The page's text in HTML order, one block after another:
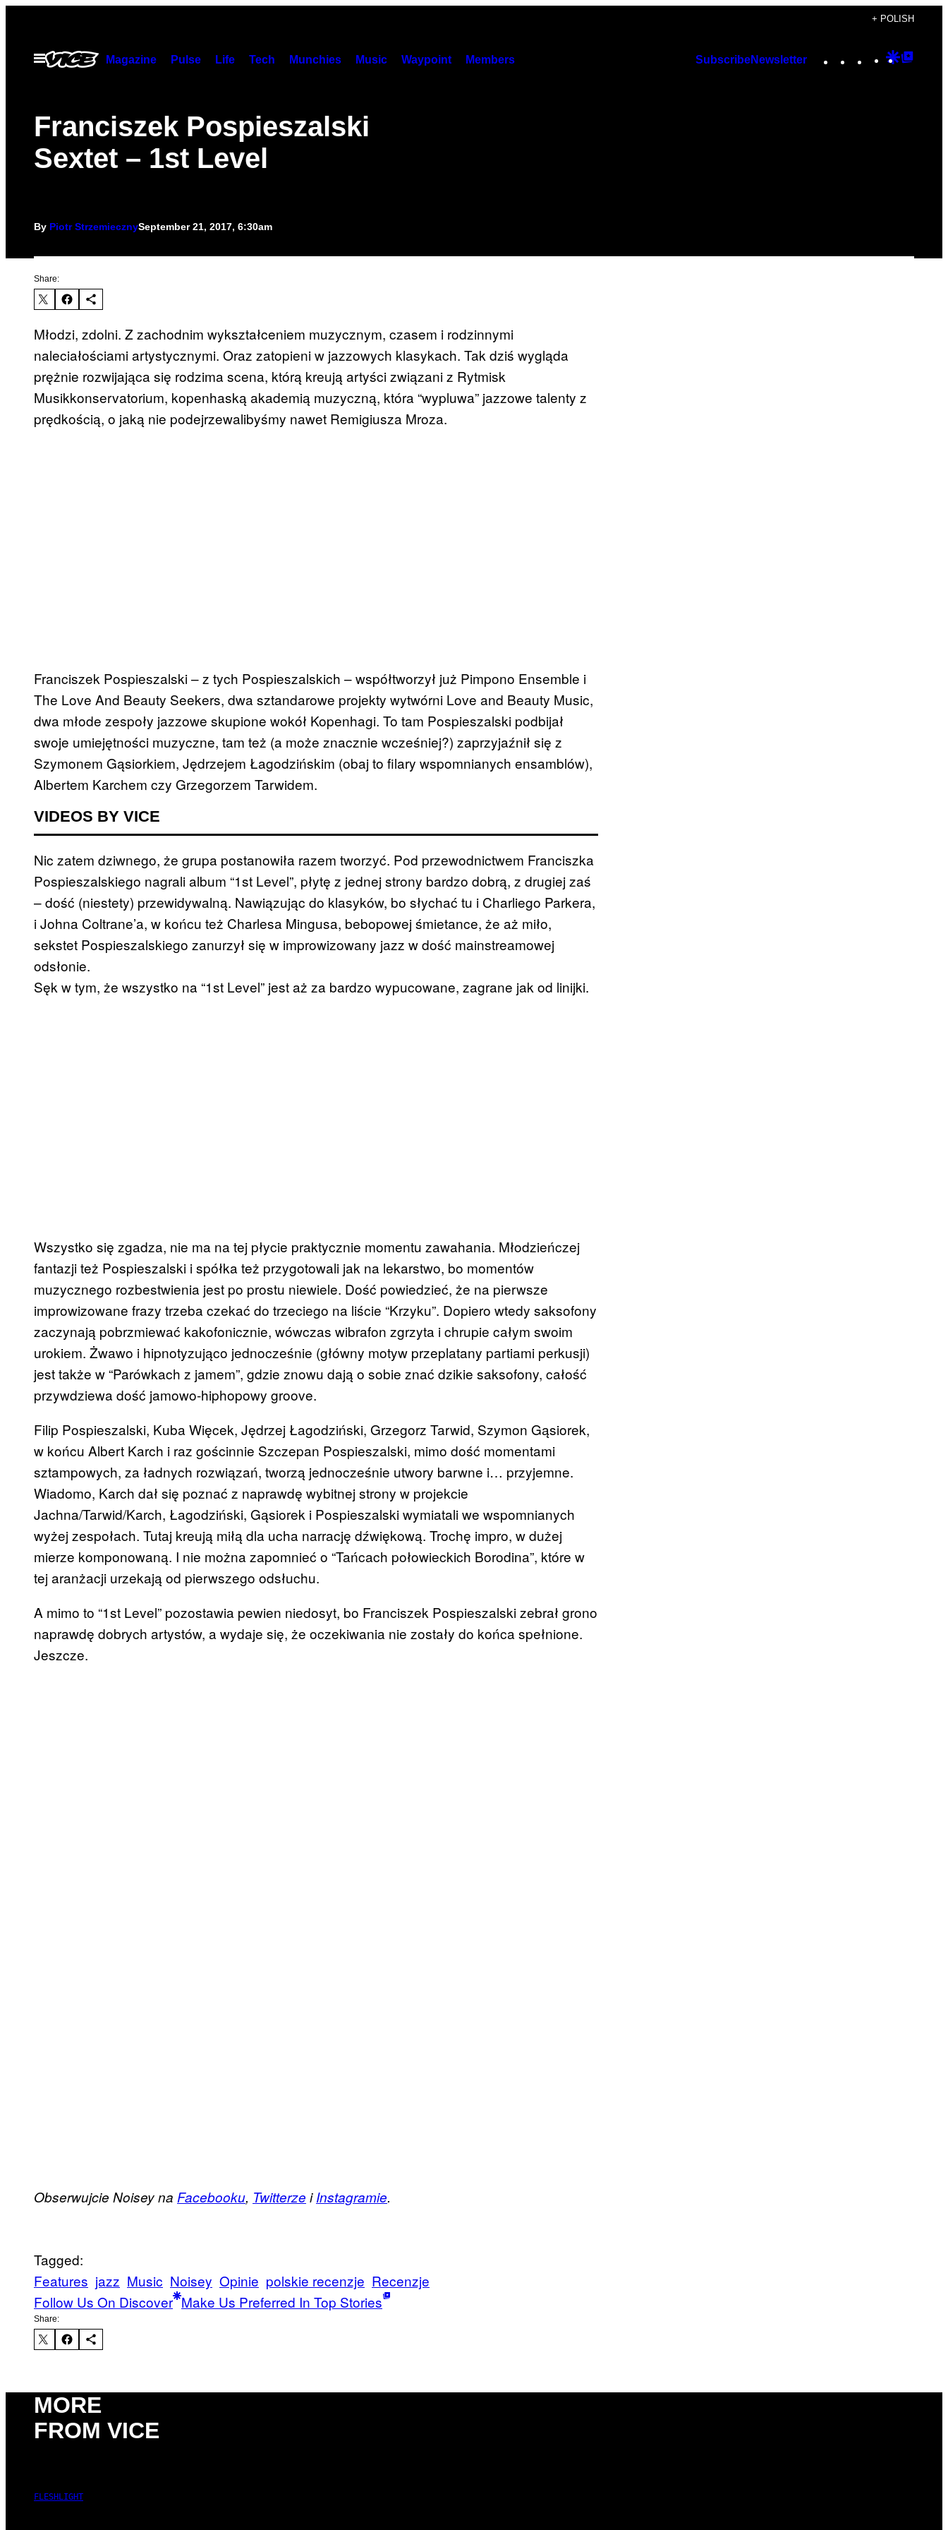
content
+ POLISH
Open
Menu
Magazine Pulse Life Tech Munchies Music Waypoint Members SubscribeNewsletter Instagram
TikTok
YouTube
Google
Franciszek Pospieszalski
Sextet – 1st Level
By Piotr StrzemiecznySeptember 21, 2017, 6:30am
Share:
Młodzi, zdolni. Z zachodnim wykształceniem muzycznym, czasem i rodzinnymi
naleciałościami artystycznymi. Oraz zatopieni w jazzowych klasykach. Tak dziś wygląda
prężnie rozwijająca się rodzima scena, którą kreują artyści związani z Rytmisk
Musikkonservatorium, kopenhaską akademią muzyczną, która “wypluwa” jazzowe talenty z
prędkością, o jaką nie podejrzewalibyśmy nawet Remigiusza Mroza.
Franciszek Pospieszalski – z tych Pospieszalskich – współtworzył już Pimpono Ensemble i
The Love And Beauty Seekers, dwa sztandarowe projekty wytwórni Love and Beauty Music,
dwa młode zespoły jazzowe skupione wokół Kopenhagi. To tam Pospieszalski podbijał
swoje umiejętności muzyczne, tam też (a może znacznie wcześniej?) zaprzyjaźnił się z
Szymonem Gąsiorkiem, Jędrzejem Łagodzińskim (obaj to filary wspomnianych ensamblów),
Albertem Karchem czy Grzegorzem Tarwidem.
VIDEOS BY VICE
Nic zatem dziwnego, że grupa postanowiła razem tworzyć. Pod przewodnictwem Franciszka
Pospieszalskiego nagrali album “1st Level”, płytę z jednej strony bardzo dobrą, z drugiej zaś
– dość (niestety) przewidywalną. Nawiązując do klasyków, bo słychać tu i Charliego Parkera,
i Johna Coltrane’a, w końcu też Charlesa Mingusa, bebopowej śmietance, że aż miło,
sekstet Pospieszalskiego zanurzył się w improwizowany jazz w dość mainstreamowej
odsłonie.
Sęk w tym, że wszystko na “1st Level” jest aż za bardzo wypucowane, zagrane jak od linijki.
Wszystko się zgadza, nie ma na tej płycie praktycznie momentu zawahania. Młodzieńczej
fantazji też Pospieszalski i spółka też przygotowali jak na lekarstwo, bo momentów
muzycznego rozbestwienia jest po prostu niewiele. Dość powiedzieć, że na pierwsze
improwizowane frazy trzeba czekać do trzeciego na liście “Krzyku”. Dopiero wtedy saksofony
zaczynają pobrzmiewać kakofonicznie, wówczas wibrafon zgrzyta i chrupie całym swoim
urokiem. Żwawo i hipnotyzująco jednocześnie (główny motyw przeplatany partiami perkusji)
jest także w “Parówkach z jamem”, gdzie znowu dają o sobie znać dzikie saksofony, całość
przywdziewa dość jamowo-hiphopowy groove.
Filip Pospieszalski, Kuba Więcek, Jędrzej Łagodziński, Grzegorz Tarwid, Szymon Gąsiorek,
w końcu Albert Karch i raz gościnnie Szczepan Pospieszalski, mimo dość momentami
sztampowych, za ładnych rozwiązań, tworzą jednocześnie utwory barwne i… przyjemne.
Wiadomo, Karch dał się poznać z naprawdę wybitnej strony w projekcie
Jachna/Tarwid/Karch, Łagodziński, Gąsiorek i Pospieszalski wymiatali we wspomnianych
wyżej zespołach. Tutaj kreują miłą dla ucha narrację dźwiękową. Trochę impro, w dużej
mierze komponowaną. I nie można zapomnieć o “Tańcach połowieckich Borodina”, które w
tej aranżacji urzekają od pierwszego odsłuchu.
A mimo to “1st Level” pozostawia pewien niedosyt, bo Franciszek Pospieszalski zebrał grono
naprawdę dobrych artystów, a wydaje się, że oczekiwania nie zostały do końca spełnione.
Jeszcze.
Obserwujcie Noisey na Facebooku, Twitterze iInstagramie.
Tagged:
Features jazz Music Noisey Opinie polskie recenzje Recenzje
Follow Us On Discover Make Us Preferred In Top Stories
Share:
MORE
FROM VICE
FLESHLIGHT